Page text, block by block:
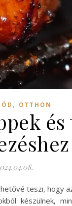
, OTTHON
teszi, hogy
készülnek,